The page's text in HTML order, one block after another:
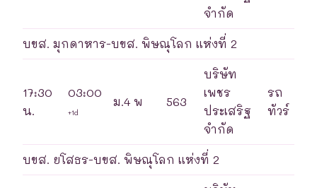
จำกัด
บขส. มุกดาหาร-บขส. พิษณุโลก แห่งที่ 2
17:30
น.
03:00
+1d
ม.4 พ 563
บริษัท
เพชร
ประเสริฐ
จำกัด
รถ
ทัวร์
บขส. ยโสธร-บขส. พิษณุโลก แห่งที่ 2